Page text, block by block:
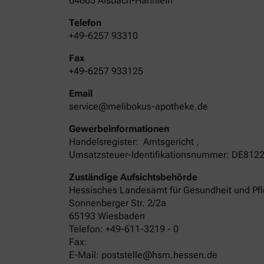
Telefon
+49-6257 93310
Fax
+49-6257 933125
Email
service@melibokus-apotheke.de
Gewerbeinformationen
Handelsregister: Amtsgericht ,
Umsatzsteuer-Identifikationsnummer:
Zuständige Aufsichtsbehörde
Hessisches Landesamt für Gesundheit und
Sonnenberger Str. 2/2a
65193 Wiesbaden
Telefon: +49-611-3219 - 0
Fax:
E-Mail: poststelle@hsm.hessen.de